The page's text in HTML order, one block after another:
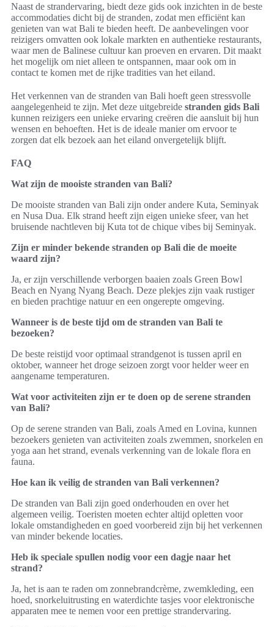
Naast de strandervaring, biedt deze gids ook inzichten in de beste
accommodaties dicht bij de stranden, zodat men efficiënt kan
genieten van wat Bali te bieden heeft. De aanbevelingen voor
reizigers omvatten ook lokale markten en authentieke restaurants,
waar men de Balinese cultuur kan proeven en ervaren. Dit maakt
het mogelijk om niet alleen te ontspannen, maar ook om in
contact te komen met de rijke tradities van het eiland.
Het verkennen van de stranden van Bali hoeft geen stressvolle
aangelegenheid te zijn. Met deze uitgebreide stranden gids Bali
kunnen reizigers een unieke ervaring creëren die aansluit bij hun
wensen en behoeften. Het is de ideale manier om ervoor te
zorgen dat elk bezoek aan het eiland onvergetelijk blijft.
FAQ
Wat zijn de mooiste stranden van Bali?
De mooiste stranden van Bali zijn onder andere Kuta, Seminyak
en Nusa Dua. Elk strand heeft zijn eigen unieke sfeer, van het
bruisende nachtleven bij Kuta tot de chique vibes bij Seminyak.
Zijn er minder bekende stranden op Bali die de moeite
waard zijn?
Ja, er zijn verschillende verborgen baaien zoals Green Bowl
Beach en Nyang Nyang Beach. Deze plekjes zijn vaak rustiger
en bieden prachtige natuur en een ongerepte omgeving.
Wanneer is de beste tijd om de stranden van Bali te
bezoeken?
De beste reistijd voor optimaal strandgenot is tussen april en
oktober, wanneer het droge seizoen zorgt voor helder weer en
aangename temperaturen.
Wat voor activiteiten zijn er te doen op de serene stranden
van Bali?
Op de serene stranden van Bali, zoals Amed en Lovina, kunnen
bezoekers genieten van activiteiten zoals zwemmen, snorkelen en
yoga aan het strand, evenals verkenning van de lokale flora en
fauna.
Hoe kan ik veilig de stranden van Bali verkennen?
De stranden van Bali zijn goed onderhouden en over het
algemeen veilig. Toeristen moeten echter altijd opletten voor
lokale omstandigheden en goed voorbereid zijn bij het verkennen
van minder bekende locaties.
Heb ik speciale spullen nodig voor een dagje naar het
strand?
Ja, het is aan te raden om zonnebrandcrème, zwemkleding, een
hoed, snorkeluitrusting en waterdichte tasjes voor elektronische
apparaten mee te nemen voor een prettige strandervaring.